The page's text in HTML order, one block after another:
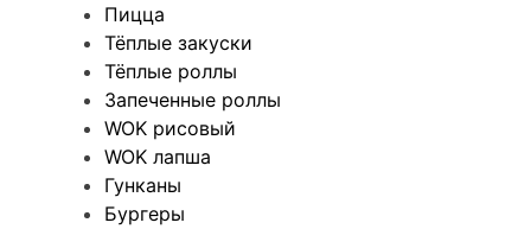
Пицца
Тёплые закуски
Тёплые роллы
Запеченные роллы
WOK рисовый
WOK лапша
Гунканы
Бургеры